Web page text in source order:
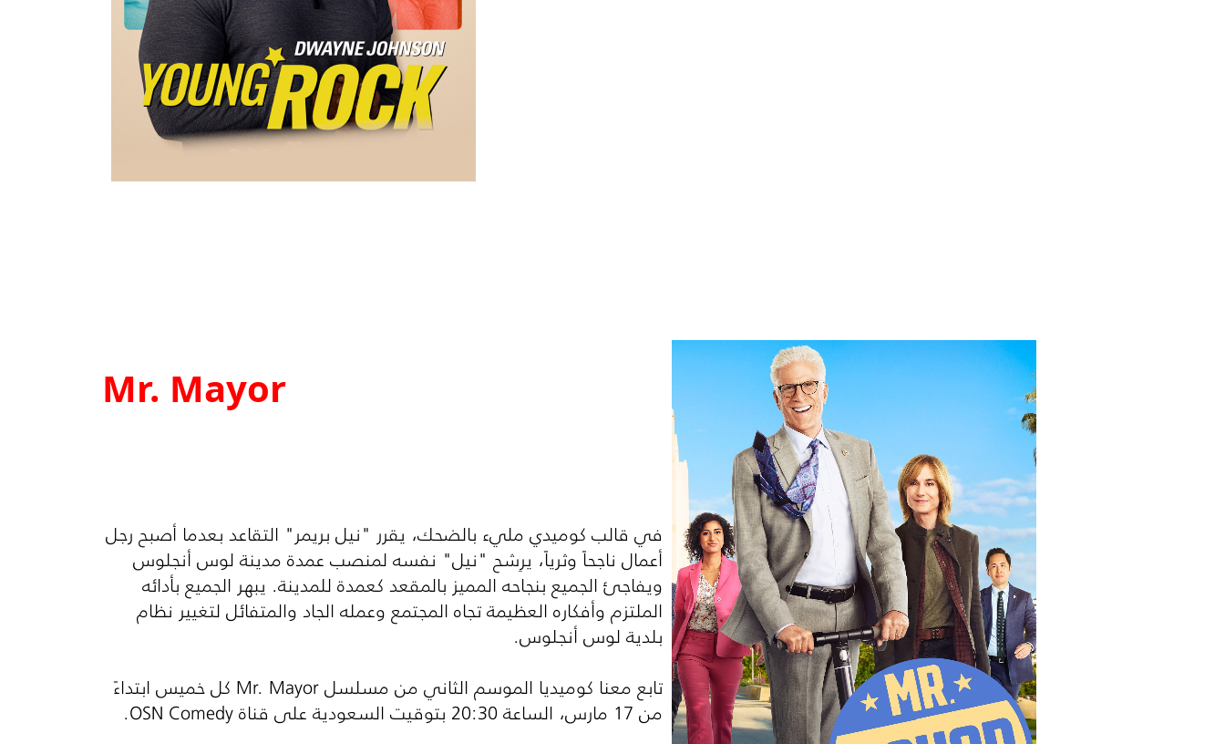
Mr. Mayor
في قالب كوميدي مليء بالضحك، يقرر "نيل بريمر" التقاعد بعدما أصبح رجل
أعمال ناجحاً وثرياً، يرِشح "نيل" نفسه لمنصب عمدة مدينة لوس أنجلوس
ويفاجئ الجميع بنجاحه المميز بالمقعد كعمدة للمدينة. يبهر الجميع بأدائه
الملتزم وأفكاره العظيمة تجاه المجتمع وعمله الجاد والمتفائل لتغيير نظام
بلدية لوس أنجلوس.
تابع معنا كوميديا الموسم الثاني من مسلسلMr. Mayor كل خميس ابتداءً
من 17 مارس، الساعة 20:30 بتوقيت السعودية على قناة OSN Comedy
.